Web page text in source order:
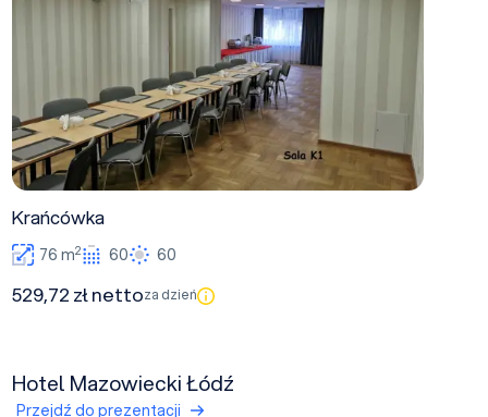
Krańcówka
76 m2 60 60
529,72 zł nettoza dzień
Hotel Mazowiecki Łódź
Przejdź do prezentacji